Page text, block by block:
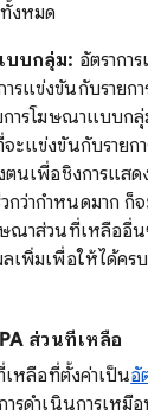
งหมด
บบกลุ่ม: อัตรากา
รแข่งขันกับรายก
ารโฆษณาแบบก
ะแข่งขันกับราย
ตนเพื่อชิงการแส
ว่ากำหนดมาก ก็
ณาส่วนที่เหลืออื่น
เพิ่มเพื่อให้ได้คร
ส่วนที่เหลือ
หลือที่ตั้งค่าเป็นอั
รดำเนินการเหมือ